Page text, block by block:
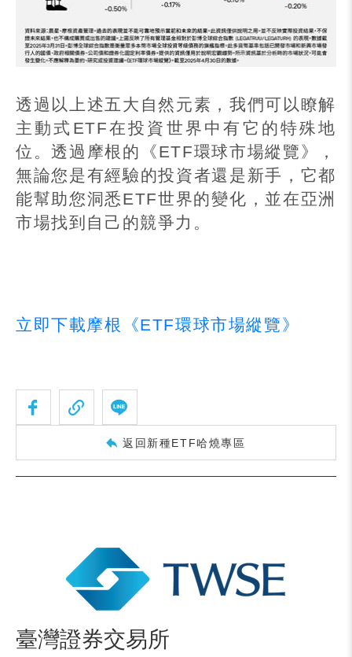
透過以上述五大自然元素，我們可以瞭解
主動式 ETF在投資世界中有它的特殊地
位。透過摩根的《ETF環球市場縱覽》，
無論您是有經驗的投資者還是新手，它都
能幫助您洞悉ETF世界的變化，並在亞洲
市場找到自己的競爭力。
立即下載摩根《ETF環球市場縱覽》
返回新種ETF哈燒專區
臺灣證券交易所